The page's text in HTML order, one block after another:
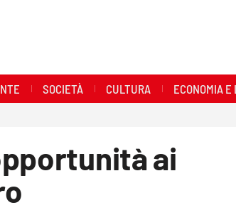
SOCIETÀ CULTURA ECONOMIA E
ai